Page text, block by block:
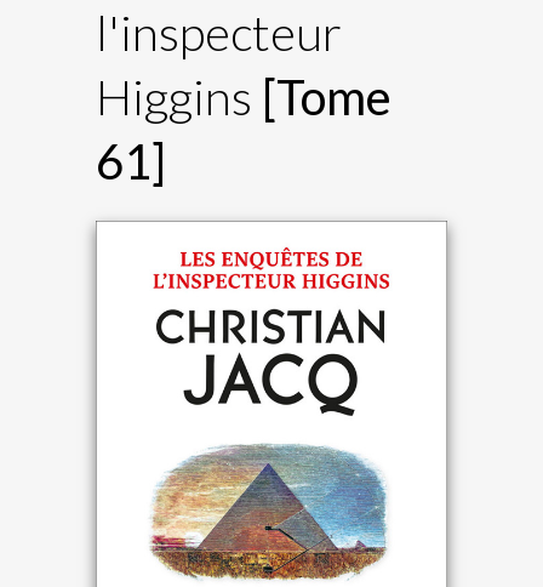
l'inspecteur
Higgins [Tome
61]